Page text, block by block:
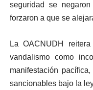
seguridad se
forzaron a que se
La OACNUDH
vandalismo como
manifestación
sancionables bajo la